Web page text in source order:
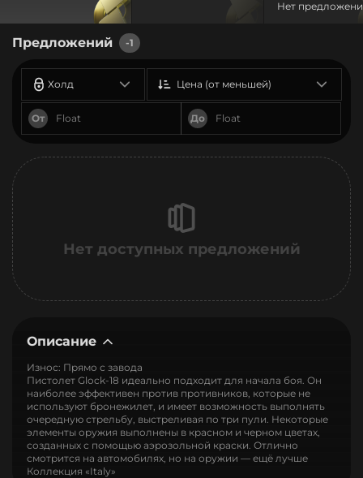
Нет
Предложений -1
Холд
От До
Цена (от меньшей)
Нет доступных предложений
Описание
Износ: Прямо с завода
Пистолет Glock-18 идеально подходит для начала боя. Он
наиболее эффективен против противников, которые не
используют бронежилет, и имеет возможность выполнять
очередную стрельбу, выстреливая по три пули. Некоторые
элементы оружия выполнены в красном и черном цветах,
созданных с помощью аэрозольной краски. Отлично
смотрится на автомобилях, но на оружии — ещё лучше
Коллекция «Italy»